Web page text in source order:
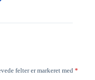
felter er markeret med *